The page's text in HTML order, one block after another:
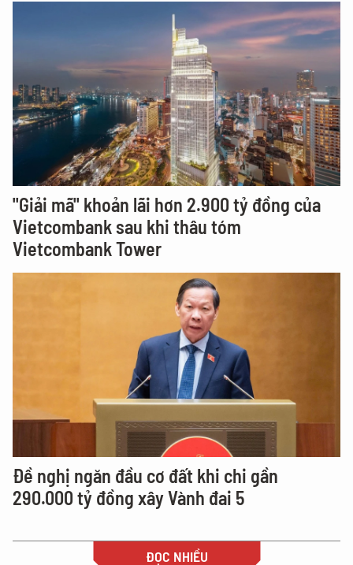
"Giải mã" khoản lãi hơn 2.900 tỷ đồng của
Vietcombank sau khi thâu tóm
Vietcombank Tower
Đề nghị ngăn đầu cơ đất khi chi gần
290.000 tỷ đồng xây Vành đai 5
ĐỌC NHIỀU